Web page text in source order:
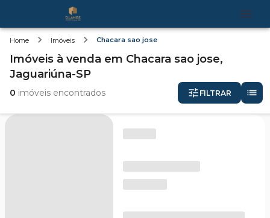
Home Imóveis Chacara sao jose
Imóveis à venda em Chacara sao jose,
Jaguariúna-SP
0 imóveis encontrados FILTRAR